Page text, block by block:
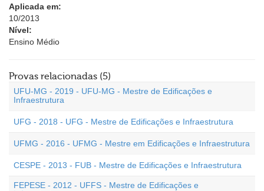
Aplicada em:
10/2013
Nível:
Ensino Médio
Provas relacionadas (5)
UFU-MG - 2019 - UFU-MG - Mestre de Edificações e
Infraestrutura
UFG - 2018 - UFG - Mestre de Edificações e Infraestrutura
UFMG - 2016 - UFMG - Mestre em Edificações e Infraestrutura
CESPE - 2013 - FUB - Mestre de Edificações e Infraestrutura
FEPESE - 2012 - UFFS - Mestre de Edificações e